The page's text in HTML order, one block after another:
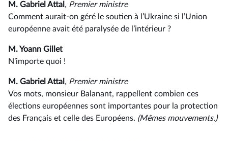
M. Gabriel Attal , Premier ministre
Comment aurait-on géré le soutien à l’Ukraine si l’Union
européenne avait été paralysée de l’intérieur ?
M. Yoann Gillet
N’importe quoi !
M. Gabriel Attal , Premier ministre
Vos mots, monsieur Balanant, rappellent combien ces
élections européennes sont importantes pour la protection
des Français et celle des Européens. (Mêmes mouvements.)